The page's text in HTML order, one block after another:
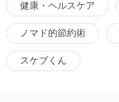
健康・ヘルスケア
ノマド的節約術
スケブくん